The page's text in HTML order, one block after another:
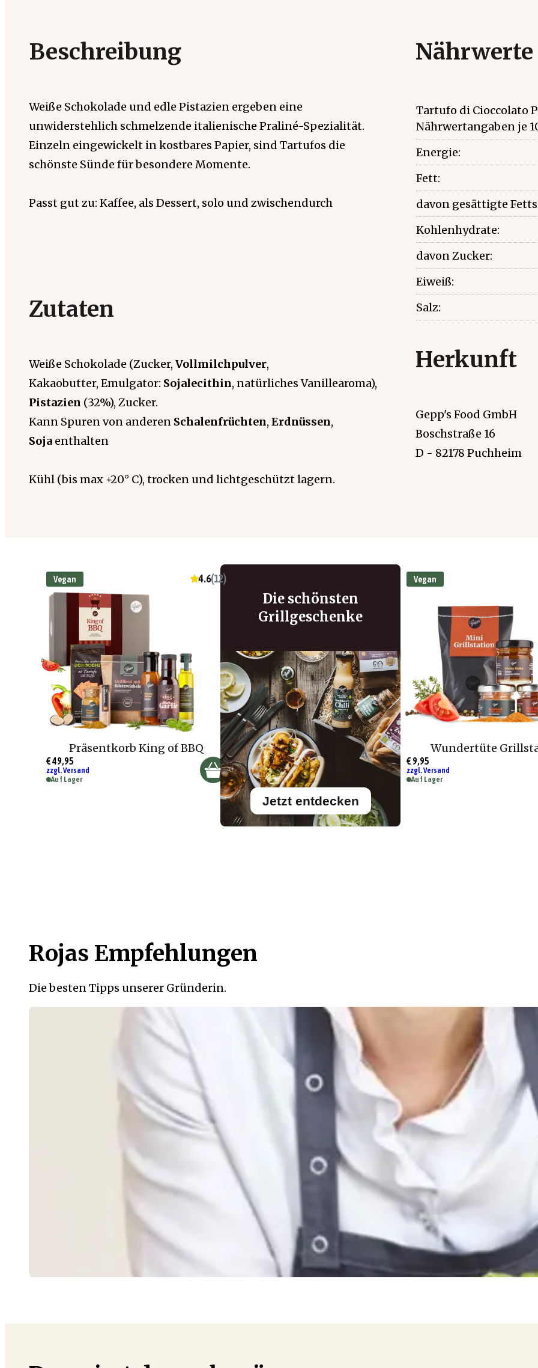
Beschreibung
Weiße Schokolade und edle Pistazien ergeben eine
unwiderstehlich schmelzende italienische Praliné-Spezialität.
Einzeln eingewickelt in kostbares Papier, sind Tartufos die
schönste Sünde für besondere Momente.
Passt gut zu: Kaffee, als Dessert, solo und zwischendurch
Zutaten
Weiße Schokolade (Zucker, Vollmilchpulver,
Kakaobutter, Emulgator: Sojalecithin, natürliches Vanillearoma),
Pistazien (32%), Zucker.
Kann Spuren von anderen Schalenfrüchten, Erdnüssen,
Soja enthalten
Kühl (bis max +20° C), trocken und lichtgeschützt lagern.
Nährwerte
Tartufo di Cioccolato
Nährwertangaben je
Energie:
Fett:
davon gesättigte
Kohlenhydrate:
davon Zucker:
Eiweiß:
Salz:
Herkunft
Gepp's Food GmbH
Boschstraße 16
D - 82178 Puchheim
Vegan 4.6(12)
Präsentkorb King of BBQ
€ 49,95
zzgl. Versand
Auf Lager
Die schönsten
Grillgeschenke
Jetzt entdecken
Vegan
Wundertüte
€ 9,95
zzgl. Versand
Auf Lager
Rojas Empfehlungen
Die besten Tipps unserer Gründerin.